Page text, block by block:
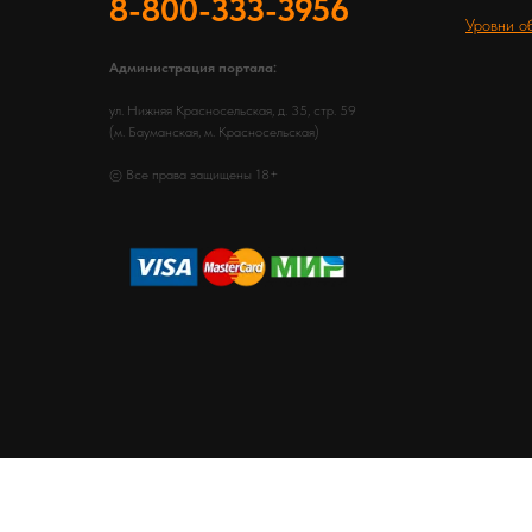
8-800-333-3956
Администрация портала:
ул. Нижняя Красносельская, д. 35, стр. 59
(м. Бауманская, м. Красносельская)
© Все права защищены 18+
Уровни